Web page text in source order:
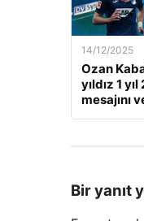
14/12/2025
Ozan
yıldız 1
mesajını
Bir yanıt